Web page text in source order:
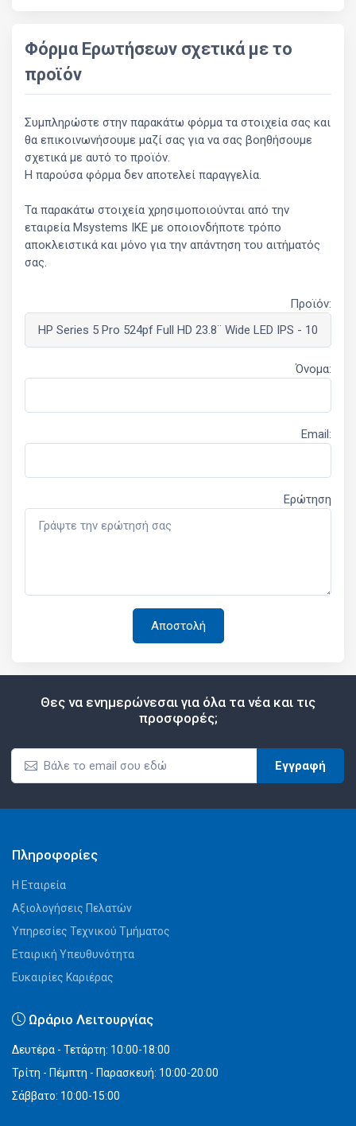
Φόρμα Ερωτήσεων σχετικά με το
προϊόν
Συμπληρώστε στην παρακάτω φόρμα τα στοιχεία σας και
θα επικοινωνήσουμε μαζί σας για να σας βοηθήσουμε
σχετικά με αυτό το προϊόν.
Η παρούσα φόρμα δεν αποτελεί παραγγελία.
Τα παρακάτω στοιχεία χρησιμοποιούνται από την
εταιρεία Msystems ΙΚΕ με οποιονδήποτε τρόπο
αποκλειστικά και μόνο για την απάντηση του αιτήματός
σας.
Προϊόν:
Όνομα:
Email:
Ερώτηση
Θες να ενημερώνεσαι για όλα τα νέα και τις
προσφορές;
Εγγραφή
Πληροφορίες
Η Εταιρεία
Αξιολογήσεις Πελατών
Υπηρεσίες Τεχνικού Τμήματος
Εταιρική Υπευθυνότητα
Ευκαιρίες Καριέρας
Ωράριο Λειτουργίας
Δευτέρα - Τετάρτη: 10:00-18:00
Τρίτη - Πέμπτη - Παρασκευή: 10:00-20:00
Σάββατο: 10:00-15:00